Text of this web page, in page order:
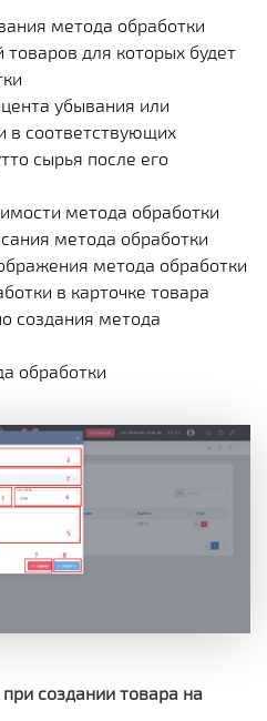
метода обработки
для которых будет
убывания или
в соответствующих
сырья после его
метода обработки
метода обработки
метода обработки
в карточке товара
создания метода
обработки
создании товара на